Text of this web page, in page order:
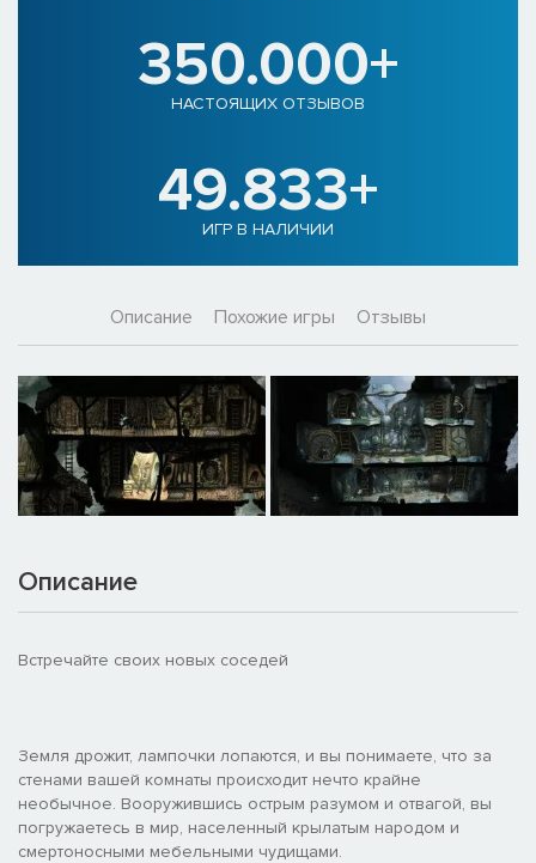
350.000+
НАСТОЯЩИХ ОТЗЫВОВ
49.833+
ИГР В НАЛИЧИИ
Описание Похожие игры Отзывы
Описание
Встречайте своих новых соседей
Земля дрожит, лампочки лопаются, и вы понимаете, что за
стенами вашей комнаты происходит нечто крайне
необычное. Вооружившись острым разумом и отвагой, вы
погружаетесь в мир, населенный крылатым народом и
смертоносными мебельными чудищами.